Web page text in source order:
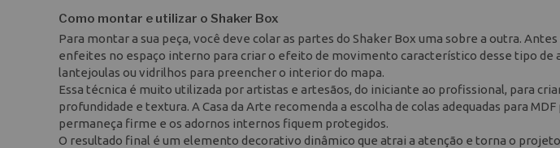
Como montar e utilizar o Shaker Box
Para montar a sua peça, você deve colar as partes do Shaker Box uma sobre a outra.
enfeites no espaço interno para criar o efeito de movimento característico desse tipo de
lantejoulas ou vidrilhos para preencher o interior do mapa.
Essa técnica é muito utilizada por artistas e artesãos, do iniciante ao profissional, para
profundidade e textura. A Casa da Arte recomenda a escolha de colas adequadas para
permaneça firme e os adornos internos fiquem protegidos.
O resultado final é um elemento decorativo dinâmico que atrai a atenção e torna o